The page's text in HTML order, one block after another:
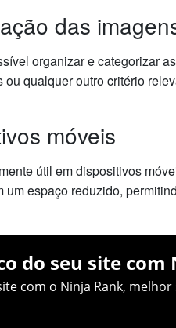
das
organizar e categorizar
qualquer outro critério
móveis
útil em dispositivos
espaço reduzido,
do seu site com
com o Ninja Rank, melhor